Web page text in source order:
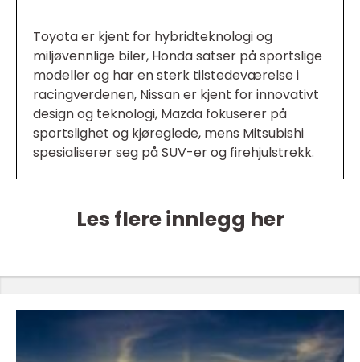
Toyota er kjent for hybridteknologi og
miljøvennlige biler, Honda satser på sportslige
modeller og har en sterk tilstedeværelse i
racingverdenen, Nissan er kjent for innovativt
design og teknologi, Mazda fokuserer på
sportslighet og kjøreglede, mens Mitsubishi
spesialiserer seg på SUV-er og firehjulstrekk.
Les flere innlegg her